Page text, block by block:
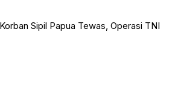
Korban Sipil Papua Tewas, Operasi TNI